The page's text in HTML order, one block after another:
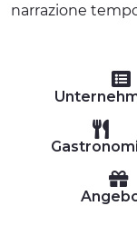
narrazione